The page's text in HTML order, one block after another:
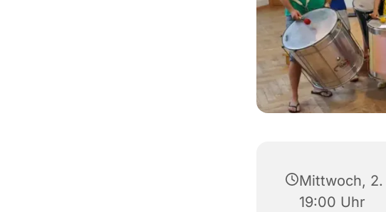
Mittwoch, 2.
19:00 Uhr